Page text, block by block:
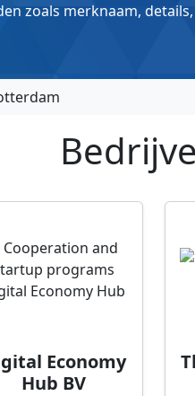
zoals merknaam,
Economy
Hub BV